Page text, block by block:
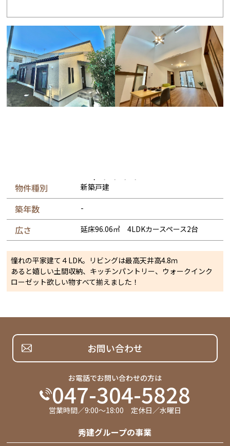
物件種別 新築戸建
築年数 -
広さ 延床96.06㎡ 4LDKカースペース2台
憧れの平家建て４LDK。リビングは最高天井高4.8ｍ
あると嬉しい土間収納、キッチンパントリー、ウォークインク
ローゼット欲しい物すべて揃えました！
お問い合わせ
お電話でお問い合わせの方は
047-304-5828
営業時間／9:00～18:00 定休日／水曜日
秀建グループの事業